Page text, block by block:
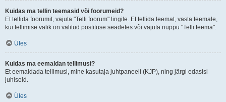
Kuidas ma tellin teemasid või foorumeid?
Et tellida foorumit, vajuta "Telli foorum" lingile. Et tellida teemat, vasta teemale,
kui tellimise valik on valitud postituse seadetes või vajuta nuppu "Telli teema".
Üles
Kuidas ma eemaldan tellimusi?
Et eemaldada tellimusi, mine kasutaja juhtpaneeli (KJP), ning järgi edasisi
juhiseid.
Üles